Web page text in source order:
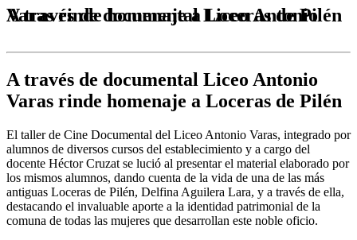
A través de documental Liceo Antonio Varas rinde homenaje a Loceras de Pilén
A través de documental Liceo Antonio
Varas rinde homenaje a Loceras de Pilén
El taller de Cine Documental del Liceo Antonio Varas, integrado por
alumnos de diversos cursos del establecimiento y a cargo del
docente Héctor Cruzat se lució al presentar el material elaborado por
los mismos alumnos, dando cuenta de la vida de una de las más
antiguas Loceras de Pilén, Delfina Aguilera Lara, y a través de ella,
destacando el invaluable aporte a la identidad patrimonial de la
comuna de todas las mujeres que desarrollan este noble oficio.